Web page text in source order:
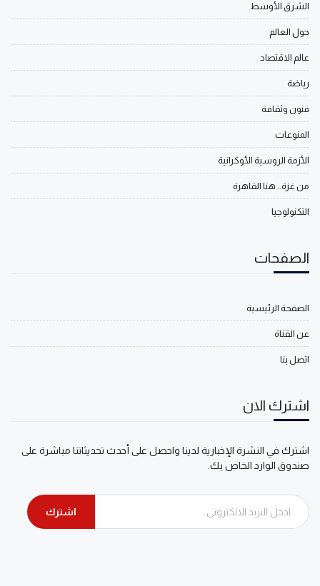
الشرق الأوسط
حول العالم
عالم الاقتصاد
رياضة
فنون وثقافة
المنوعات
الأزمة الروسية الأوكرانية
من غزة.. هنا القاهرة
التكنولوجيا
الصفحات
الصفحة الرئيسية
عن القناة
اتصل بنا
اشترك الان
اشترك في النشرة الإخبارية لدينا واحصل على أحدث تحديثاتنا مباشرة على
صندوق الوارد الخاص بك.
اشترك